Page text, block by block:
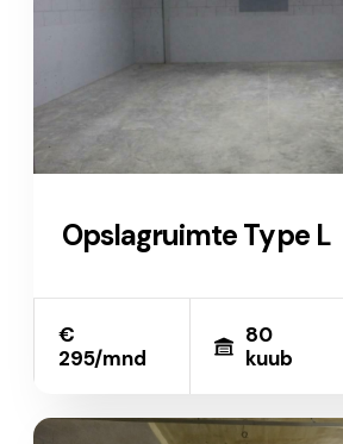
Opslagruimte Type L
€
295/mnd
80
kuub